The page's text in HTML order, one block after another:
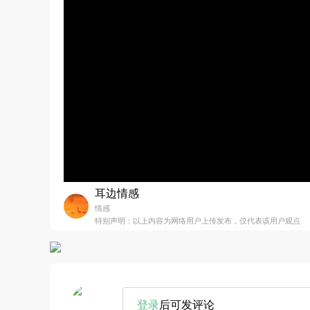
耳边情感
情感
特别声明：以上内容为网络用户上传发布，仅代表该用户观点
登录后可发评论